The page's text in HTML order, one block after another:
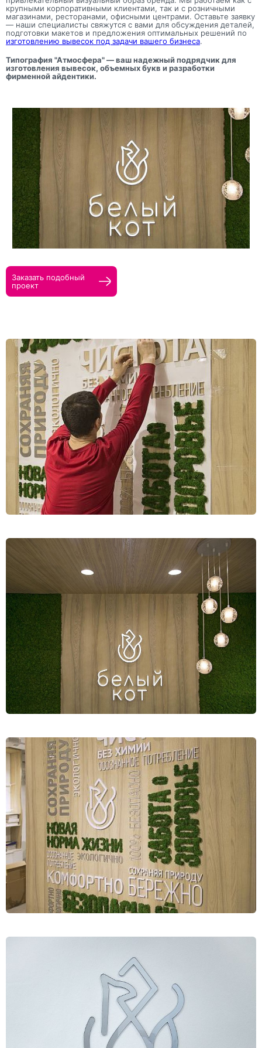
крупными корпоративными клиентами, так и с розничными
магазинами, ресторанами, офисными центрами. Оставьте заявку
— наши специалисты свяжутся с вами для обсуждения деталей,
подготовки макетов и предложения оптимальных решений по
изготовлению вывесок под задачи вашего бизнеса.
Типография "Атмосфера" — ваш надежный подрядчик для
изготовления вывесок, объемных букв и разработки
фирменной айдентики.
Заказать подобный
проект